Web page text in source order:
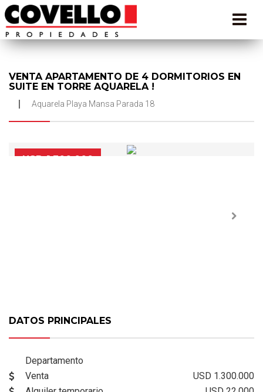
VENTA APARTAMENTO DE 4 DORMITORIOS EN
SUITE EN TORRE AQUARELA !
Aquarela Playa Mansa Parada 18
USD 1.300.000
DATOS PRINCIPALES
Departamento
Venta
USD 1.300.000